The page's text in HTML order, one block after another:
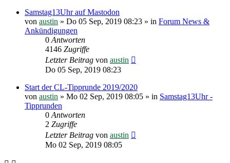
Samstag13Uhr auf Mastodon
von austin » Do 05 Sep, 2019 08:23 » in Forum News &
Ankündigungen
0Antworten
4146 Zugriffe
Letzter Beitrag von austin
Do 05 Sep, 2019 08:23
Start der CL-Tipprunde 2019/2020
von austin » Mo 02 Sep, 2019 08:05 » in Samstag13Uhr -
Tipprunden
0Antworten
2 Zugriffe
Letzter Beitrag von austin
Mo 02 Sep, 2019 08:05